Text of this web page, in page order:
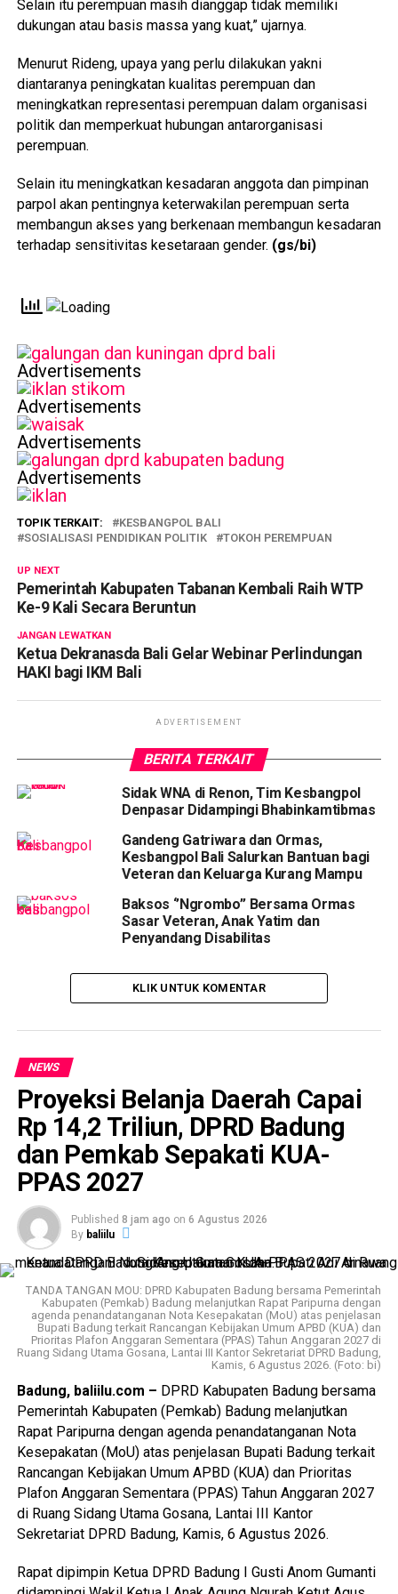
Selain itu perempuan masih dianggap tidak memiliki
dukungan atau basis massa yang kuat,” ujarnya.
Menurut Rideng, upaya yang perlu dilakukan yakni
diantaranya peningkatan kualitas perempuan dan
meningkatkan representasi perempuan dalam organisasi
politik dan memperkuat hubungan antarorganisasi
perempuan.
Selain itu meningkatkan kesadaran anggota dan pimpinan
parpol akan pentingnya keterwakilan perempuan serta
membangun akses yang berkenaan membangun kesadaran
terhadap sensitivitas kesetaraan gender. (gs/bi)
Advertisements
Advertisements
Advertisements
Advertisements
TOPIK TERKAIT:
KESBANGPOL BALI
SOSIALISASI PENDIDIKAN POLITIK
TOKOH PEREMPUAN
UP NEXT
Pemerintah Kabupaten Tabanan Kembali Raih WTP
Ke-9 Kali Secara Beruntun
JANGAN LEWATKAN
Ketua Dekranasda Bali Gelar Webinar Perlindungan
HAKI bagi IKM Bali
ADVERTISEMENT
BERITA TERKAIT
Sidak WNA di Renon, Tim Kesbangpol
Denpasar Didampingi Bhabinkamtibmas
Gandeng Gatriwara dan Ormas,
Kesbangpol Bali Salurkan Bantuan bagi
Veteran dan Keluarga Kurang Mampu
Baksos ‘’Ngrombo’’ Bersama Ormas
Sasar Veteran, Anak Yatim dan
Penyandang Disabilitas
KLIK UNTUK KOMENTAR
NEWS
Proyeksi Belanja Daerah Capai
Rp 14,2 Triliun, DPRD Badung
dan Pemkab Sepakati KUA-
PPAS 2027
Published 8 jam ago on 6 Agustus 2026
By baliilu
TANDA TANGAN MOU: DPRD Kabupaten Badung bersama Pemerintah
Kabupaten (Pemkab) Badung melanjutkan Rapat Paripurna dengan
agenda penandatanganan Nota Kesepakatan (MoU) atas penjelasan
Bupati Badung terkait Rancangan Kebijakan Umum APBD (KUA) dan
Prioritas Plafon Anggaran Sementara (PPAS) Tahun Anggaran 2027 di
Ruang Sidang Utama Gosana, Lantai III Kantor Sekretariat DPRD Badung,
Kamis, 6 Agustus 2026. (Foto: bi)
Badung, baliilu.com – DPRD Kabupaten Badung bersama
Pemerintah Kabupaten (Pemkab) Badung melanjutkan
Rapat Paripurna dengan agenda penandatanganan Nota
Kesepakatan (MoU) atas penjelasan Bupati Badung terkait
Rancangan Kebijakan Umum APBD (KUA) dan Prioritas
Plafon Anggaran Sementara (PPAS) Tahun Anggaran 2027
di Ruang Sidang Utama Gosana, Lantai III Kantor
Sekretariat DPRD Badung, Kamis, 6 Agustus 2026.
Rapat dipimpin Ketua DPRD Badung I Gusti Anom Gumanti